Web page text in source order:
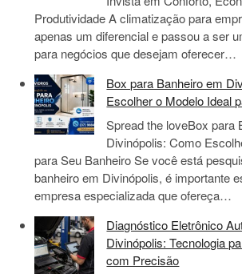
Produtividade A climatização para
apenas um diferencial e passou a ser
para negócios que desejam oferecer…
Box para Banheiro em
Escolher o Modelo Ideal
Spread the loveBox para
Divinópolis: Como
para Seu Banheiro Se você está
banheiro em Divinópolis, é importante
empresa especializada que ofereça…
Diagnóstico Eletrônico
Divinópolis: Tecnologia
com Precisão